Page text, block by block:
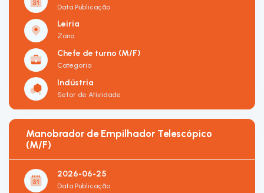
Data Publicação
Leiria
Zona
Chefe de turno (M/F)
Categoria
Indústria
Setor de Atividade
Manobrador de Empilhador Telescópico
(M/F)
2026-06-25
Data Publicação